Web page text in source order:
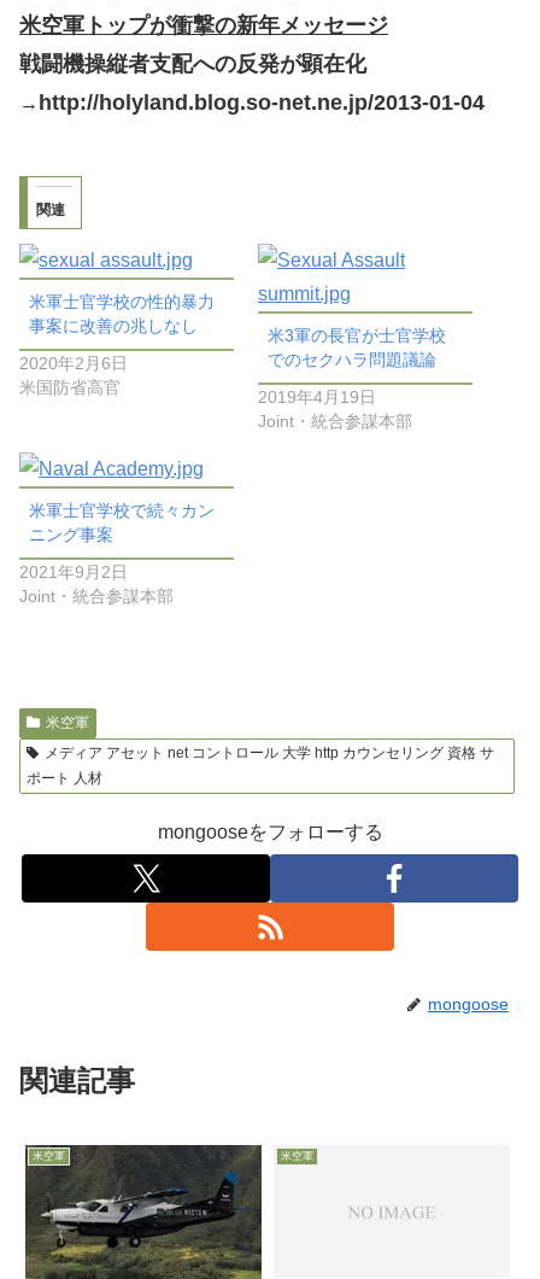
米空軍トップが衝撃の新年メッセージ
戦闘機操縦者支配への反発が顕在化
→ http://holyland.blog.so-net.ne.jp/2013-01-04
関連
米軍士官学校の性的暴力
事案に改善の兆しなし
2020年2月6日
米国防省高官
米3軍の長官が士官学校
でのセクハラ問題議論
2019年4月19日
Joint・統合参謀本部
米軍士官学校で続々カン
ニング事案
2021年9月2日
Joint・統合参謀本部
米空軍
メディア アセット net コントロール 大学 http カウンセリング 資格 サ
ポート 人材
mongooseをフォローする
mongoose
関連記事
米空軍 米空軍